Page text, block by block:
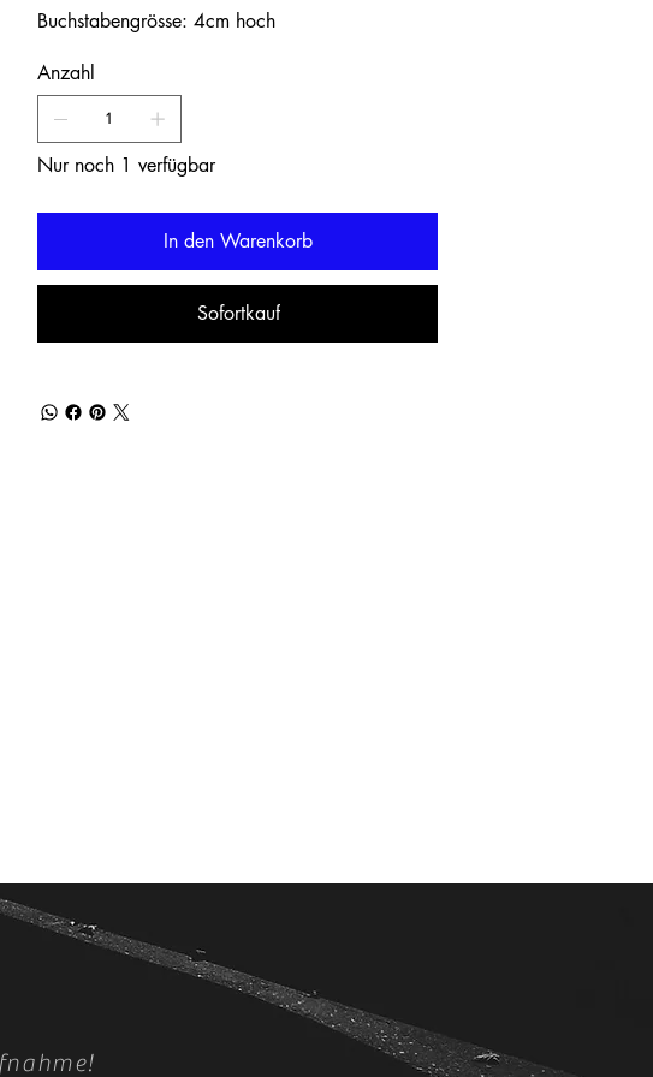
Buchstabengrösse: 4cm hoch
Anzahl
Nur noch 1 verfügbar
In den Warenkorb
Sofortkauf